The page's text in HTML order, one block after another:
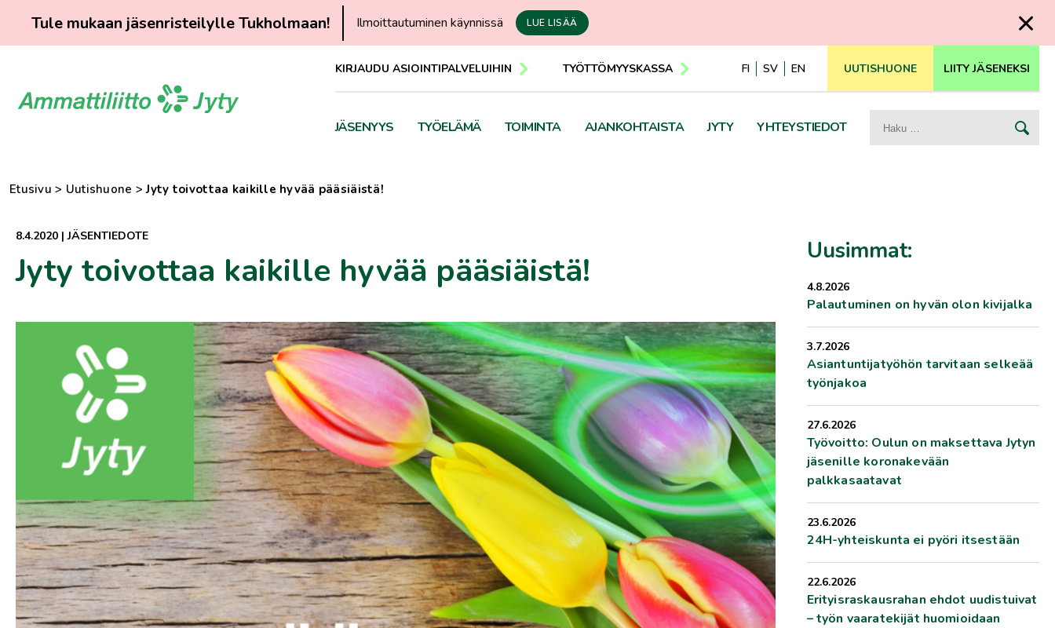
Tule mukaan jäsenristeilylle Tukholmaan! Ilmoittautuminen käynnissä LUE LISÄÄ
sisältöön
KIRJAUDU ASIOINTIPALVELUIHIN TYÖTTÖMYYSKASSA FI SV EN UUTISHUONE LIITY JÄSENEKSI
JÄSENYYS TYÖELÄMÄ TOIMINTA AJANKOHTAISTA JYTY YHTEYSTIEDOT Haku:
Etusivu > Uutishuone >​Jyty toivottaa kaikille hyvää pääsiäistä!
8.4.2020 |JÄSENTIEDOTE
​Jyty toivottaa kaikille hyvää pääsiäistä! Uusimmat:
4.8.2026
Palautuminen on hyvän olon kivijalka
3.7.2026
Asiantuntijatyöhön tarvitaan selkeää
työnjakoa
27.6.2026
Työvoitto: Oulun on maksettava Jytyn
jäsenille koronakevään
palkkasaatavat
23.6.2026
24H-yhteiskunta ei pyöri itsestään
22.6.2026
Erityisraskausrahan ehdot uudistuivat
– työn vaaratekijät huomioidaan